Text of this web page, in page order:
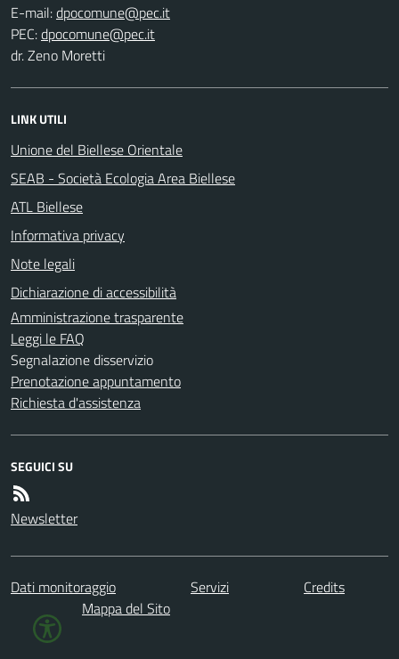
E-mail:
PEC:
dr. Zeno Moretti
LINK UTILI
Unione del Biellese Orientale
SEAB - Società Ecologia Area Biellese
ATL Biellese
Informativa privacy
Note legali
Dichiarazione di accessibilità
Amministrazione trasparente
Leggi le FAQ
Segnalazione disservizio
Prenotazione appuntamento
Richiesta d'assistenza
SEGUICI SU
Newsletter
Dati monitoraggio Servizi
Credits
Mappa del Sito